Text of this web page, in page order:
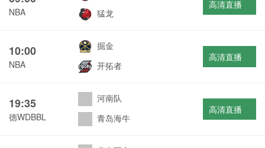
NBA
猛龙
高清直播
10:00
NBA
掘金
开拓者
高清直播
19:35
德WDBBL
河南队
青岛海牛
高清直播